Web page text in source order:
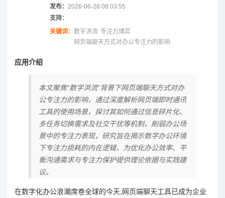
发布： 2026-06-28 08:03:55
支持：
关键词： 数字洪流 专注力博弈
网页端聊天方式对办公专注力的影响
应用介绍
本文聚焦“数字洪流”背景下网页端聊天方式对办
公专注力的影响，通过深度解析网页端即时通讯
工具的使用场景，探讨其如何通过信息碎片化、
多任务切换需求及社交干扰等机制，削弱办公场
景中的专注力表现，研究旨在揭示数字办公环境
下专注力损耗的内在逻辑，为优化办公效率、平
衡沟通需求与专注力保护提供理论依据与实践建
议。
在数字化办公浪潮席卷全球的今天,网页端聊天工具已成为企业